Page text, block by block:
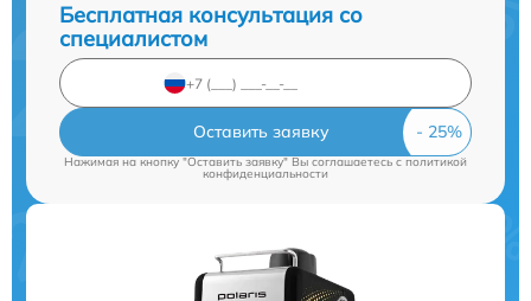
Бесплатная консультация со
специалистом
Оставить заявку
Нажимая на кнопку "Оставить заявку" Вы соглашаетесь cполитикой
конфиденциальности